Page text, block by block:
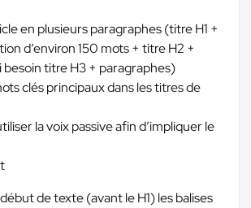
en plusieurs paragraphes (titre H1 +
d’environ 150 mots + titre H2 +
besoin titre H3 + paragraphes)
clés principaux dans les titres de
la voix passive afin d’impliquer le
de texte (avant le H1) les balises